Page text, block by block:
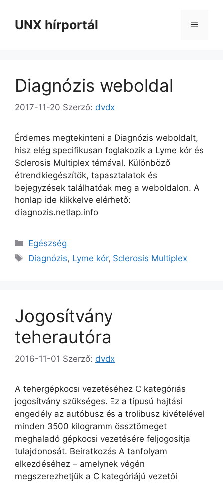
tartalomba
UNX hírportál Menü
Diagnózis weboldal
2017-11-20 Szerző: dvdx
Érdemes megtekinteni a Diagnózis weboldalt,
hisz elég specifikusan foglakozik a Lyme kór és
Sclerosis Multiplex témával. Különböző
étrendkiegészítők, tapasztalatok és
bejegyzések találhatóak meg a weboldalon. A
honlap ide klikkelve elérhető:
diagnozis.netlap.info
Kategória
Egészség
Címkék
Diagnózis, Lyme kór, Sclerosis Multiplex
Jogosítvány
teherautóra
2016-11-01 Szerző: dvdx
A tehergépkocsi vezetéséhez C kategóriás
jogosítvány szükséges. Ez a típusú hajtási
engedély az autóbusz és a trolibusz kivételével
minden 3500 kilogramm össztömeget
meghaladó gépkocsi vezetésére feljogosítja
tulajdonosát. Beiratkozás A tanfolyam
elkezdéséhez – amelynek végén
megszerezhetjük a C kategóriájú vezetői